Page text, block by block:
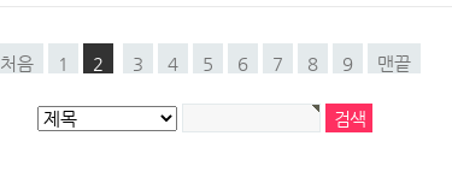
처음 1 2 3 4 5 6 7 8 9 맨끝